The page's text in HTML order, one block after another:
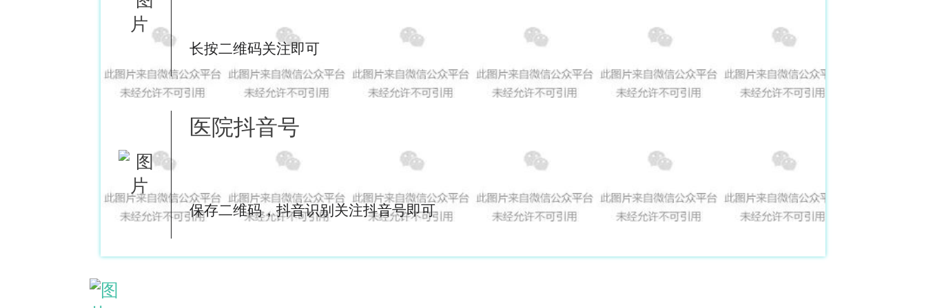
长按二维码关注即可
医院抖音号
保存二维码，抖音识别关注抖音号即可